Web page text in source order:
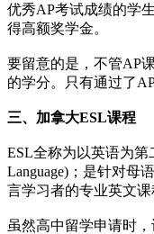
优秀AP考试成绩的学
得高额奖学金。
要留意的是，不管AP
的学分。只有通过了
三、加拿大ESL课程
ESL全称为以英语为第
Language)；是针对母
言学习者的专业英文课
虽然高中留学申请时